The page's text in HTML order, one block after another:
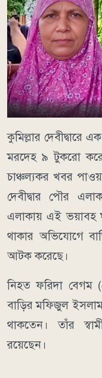
কুমিল্লার
মরদেহ ৯ টুকরো করে
চাঞ্চল্যকর খবর
দেবীদ্বার পৌর
এলাকায় এই ভয়াবহ
থাকার অভিযোগে
আটক করেছে।
নিহত ফরিদা বেগম
বাড়ির মফিজুল ইসলাম
থাকতেন। তাঁর
রয়েছেন।